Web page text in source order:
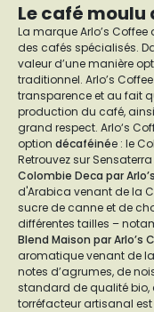
Le café
La marque Arlo’s
des cafés spécialisés.
valeur d’une manière
traditionnel. Arlo’s
transparence et au fait
production du café,
grand respect. Arlo‘s
option décaféinée : le
Retrouvez sur
Colombie Deca par
d'Arabica venant de la
sucre de canne et de
différentes tailles –
Blend Maison par Arlo’s
aromatique venant de la
notes d’agrumes, de
standard de qualité bio,
torréfacteur artisanal est